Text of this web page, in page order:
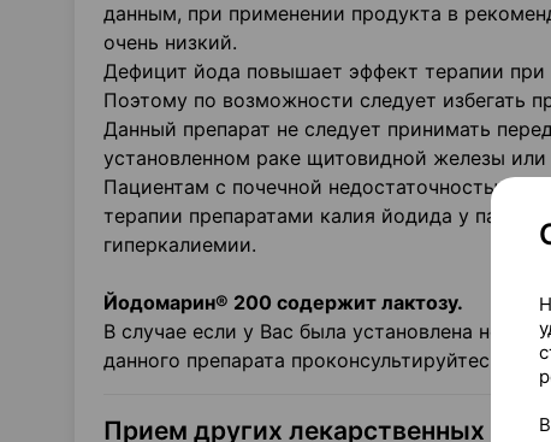
данным, при применении продукта в
очень низкий.
Дефицит йода повышает эффект терапии при
Поэтому по возможности следует избегать
Данный препарат не следует принимать
установленном раке щитовидной железы или
Пациентам с почечной недостаточностью
терапии препаратами калия йодида у
гиперкалиемии.
Йодомарин® 200 содержит лактозу.
В случае если у Вас была установлена
данного препарата проконсультируйтесь
Прием других лекарственных